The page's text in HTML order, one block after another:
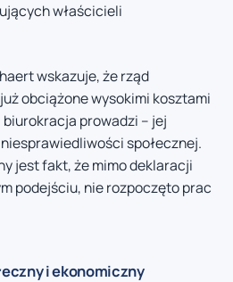
właścicieli
wskazuje, że rząd
obciążone wysokimi kosztami
prowadzi – jej
społecznej.
jest fakt, że mimo deklaracji
podejściu, nie rozpoczęto prac
i ekonomiczny